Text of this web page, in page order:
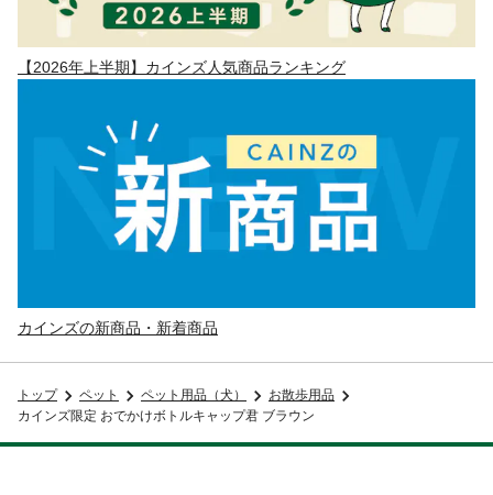
【2026年上半期】カインズ人気商品ランキング
カインズの新商品・新着商品
トップ ペット ペット用品（犬）
お散歩用品
カインズ限定 おでかけボトルキャップ君 ブラウン